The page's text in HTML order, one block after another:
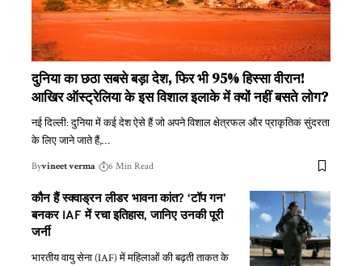
दुनिया का छठा सबसे बड़ा देश, फिर भी 95% हिस्सा वीरान!
आखिर ऑस्ट्रेलिया के इस विशाल इलाके में क्यों नहीं बसते लोग?
नई दिल्ली: दुनिया में कई देश ऐसे हैं जो अपने विशाल क्षेत्रफल और प्राकृतिक सुंदरता
के लिए जाने जाते हैं,…
Byvineet verma 6 Min Read
कौन हैं स्क्वाड्रन लीडर भावना कांत? ‘टॉप गन’
बनकर IAF में रचा इतिहास, जानिए उनकी पूरी
जर्नी
भारतीय वायु सेना (IAF) में महिलाओं की बढ़ती ताकत के